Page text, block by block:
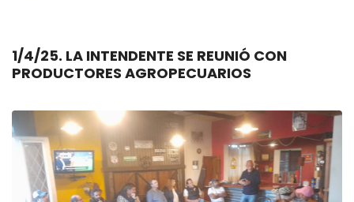
1/4/25. LA INTENDENTE SE REUNIÓ CON
PRODUCTORES AGROPECUARIOS